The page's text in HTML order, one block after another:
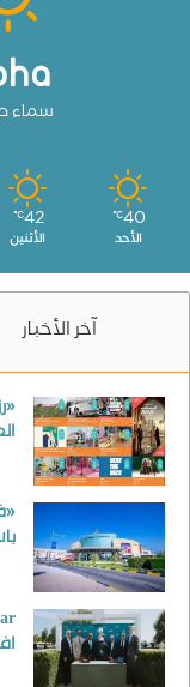
سماء
40
℃
الأحد
42
℃
الأثنين
آخر الأخبار